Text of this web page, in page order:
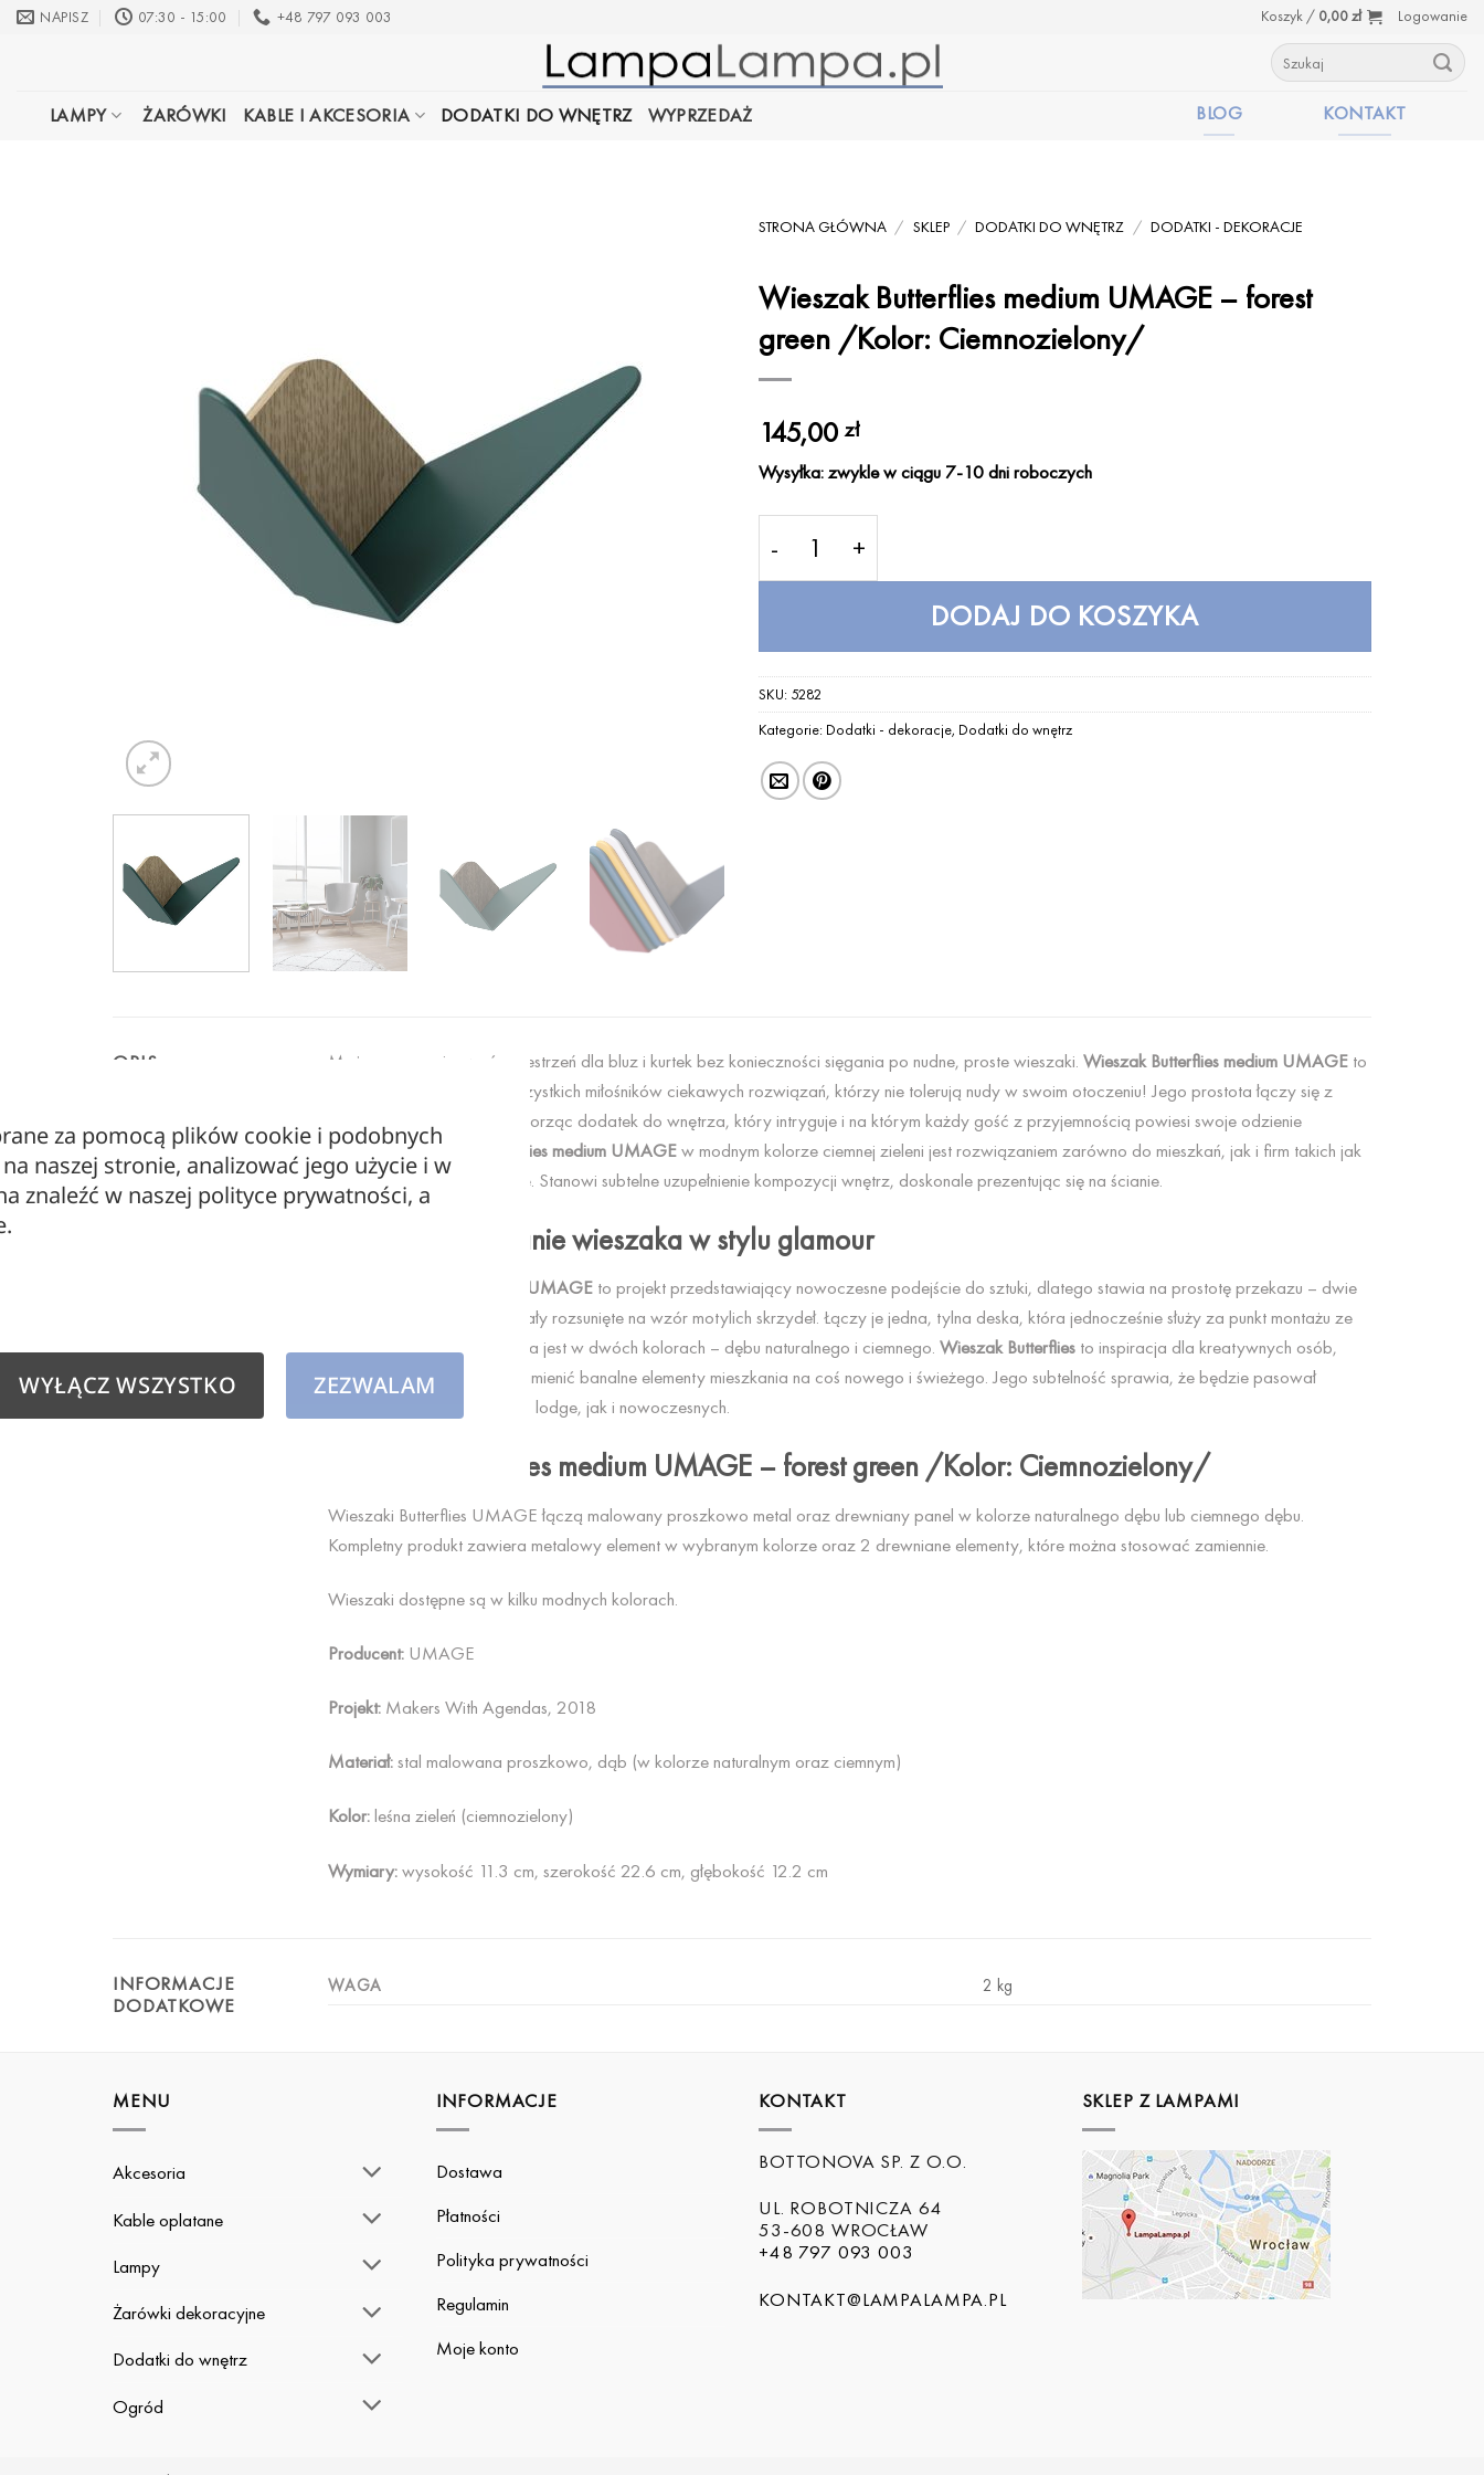
PrzewińNAPISZ 07:30 - 15:00 +48 797 093 003 Koszyk / 0,00zł
Logowanie
Szukaj:
LAMPY ŻARÓWKI KABLE I AKCESORIA DODATKI DO WNĘTRZ WYPRZEDAŻ BLOG KONTAKT
STRONA GŁÓWNA / SKLEP / DODATKI DO WNĘTRZ / DODATKI - DEKORACJE
Wieszak Butterflies medium UMAGE – forest
green /Kolor: Ciemnozielony/
145,00zł
Wysyłka: zwykle w ciągu 7-10 dni roboczych
ilość Wieszak Butterflies medium UMAGE - forest green /Kolor: Ciemnozielony/
DODAJ DO KOSZYKA
SKU: 5282
Kategorie: Dodatki - dekoracje, Dodatki do wnętrz
OPIS Możesz zorganizować przestrzeń dla bluz i kurtek bez konieczności sięgania po nudne, proste wieszaki. Wieszak Butterflies medium UMAGE to
nowoczesny projekt dla wszystkich miłośników ciekawych rozwiązań, którzy nie tolerują nudy w swoim otoczeniu! Jego prostota łączy się z
nowoczesnym designem, tworząc dodatek do wnętrza, który intryguje i na którym każdy gość z przyjemnością powiesi swoje odzienie
wierzchnie.Wieszak Butterflies medium UMAGEw modnym kolorze ciemnej zieleni jest rozwiązaniem zarówno do mieszkań, jak i firm takich jak
hotele, biura czy restauracje. Stanowi subtelne uzupełnienie kompozycji wnętrz, doskonale prezentując się na ścianie.
Intrygujące wydanie wieszaka w stylu glamour
Wieszak Butterflies medium UMAGE to projekt przedstawiający nowoczesne podejście do sztuki, dlatego stawia na prostotę przekazu – dwie
połączone deski, które zostały rozsunięte na wzór motylich skrzydeł. Łączy je jedna, tylna deska, która jednocześnie służy za punkt montażu ze
ścianą. Deska tylna dostępna jest w dwóch kolorach – dębu naturalnego i ciemnego. Wieszak Butterflies to inspiracja dla kreatywnych osób,
która powstała po to, by zamienić banalne elementy mieszkania na coś nowego i świeżego. Jego subtelność sprawia, że będzie pasował
zarówno do wnętrz vintage, lodge, jak i nowoczesnych.
Wieszak Butterflies medium UMAGE – forest green /Kolor: Ciemnozielony/
Wieszaki Butterflies UMAGE łączą malowany proszkowo metal oraz drewniany panel w kolorze naturalnego dębu lub ciemnego dębu.
Kompletny produkt zawiera metalowy element w wybranym kolorze oraz 2 drewniane elementy, które można stosować zamiennie.
Wieszaki dostępne są w kilku modnych kolorach.
Producent: UMAGE
Projekt: Makers With Agendas, 2018
Materiał:stal malowana proszkowo, dąb (w kolorze naturalnym oraz ciemnym)
Kolor:leśna zieleń (ciemnozielony)
Wymiary:wysokość 11.3 cm, szerokość 22.6 cm, głębokość 12.2 cm
INFORMACJE
DODATKOWE
WAGA 2 kg
MENU
Akcesoria
Kable oplatane
Lampy
Żarówki dekoracyjne
Dodatki do wnętrz
Ogród
INFORMACJE
Dostawa
Płatności
Polityka prywatności
Regulamin
Moje konto
KONTAKT
BOTTONOVA SP. Z O.O.
UL. ROBOTNICZA 64
53-608 WROCŁAW
+48 797 093 003
KONTAKT@LAMPALAMPA.PL
SKLEP Z LAMPAMI
za pomocą plików cookie i podobnych
naszej stronie, analizować jego użycie i w
znaleźć w naszej polityce prywatności, a
WYŁĄCZ WSZYSTKO ZEZWALAM